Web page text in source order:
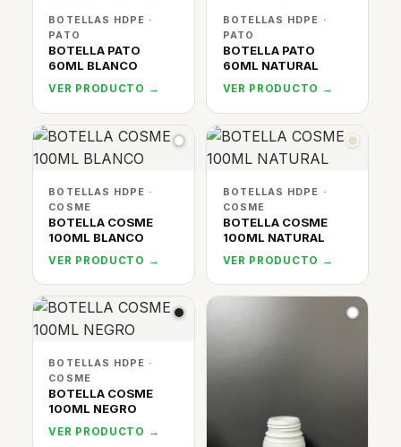
BOTELLAS HDPE ·
PATO
BOTELLA PATO
60ML BLANCO
VER PRODUCTO →
BOTELLAS HDPE ·
PATO
BOTELLA PATO
60ML NATURAL
VER PRODUCTO →
BOTELLAS HDPE ·
COSME
BOTELLA COSME
100ML BLANCO
VER PRODUCTO →
BOTELLAS HDPE ·
COSME
BOTELLA COSME
100ML NATURAL
VER PRODUCTO →
BOTELLAS HDPE ·
COSME
BOTELLA COSME
100ML NEGRO
VER PRODUCTO →